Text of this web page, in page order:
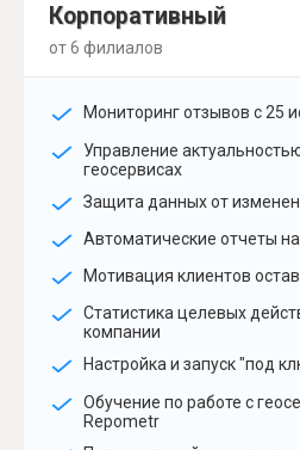
Корпоративный
от 6 филиалов
Мониторинг отзывов с 25
Управление
геосервисах
Защита данных от
Автоматические отчеты
Мотивация клиентов
Статистика целевых
компании
Настройка и запуск "под
Обучение по работе с
Repometr